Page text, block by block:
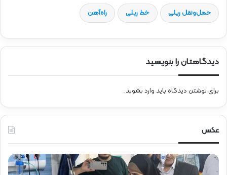
حمل‌و‌نقل ریلی خط ریلی راه‌آهن
دیدگاهتان را بنویسید
برای نوشتن دیدگاه باید وارد بشوید.
عکس
ح
ض